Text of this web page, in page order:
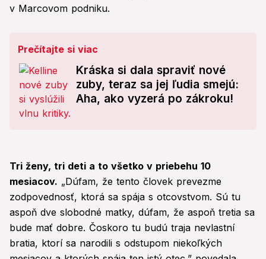
v Marcovom podniku.
Prečítajte si viac
Kráska si dala spraviť nové
zuby, teraz sa jej ľudia smejú:
Aha, ako vyzerá po zákroku!
Tri ženy, tri deti a to všetko v priebehu 10
mesiacov. „Dúfam, že tento človek prevezme
zodpovednosť, ktorá sa spája s otcovstvom. Sú tu
aspoň dve slobodné matky, dúfam, že aspoň tretia sa
bude mať dobre. Čoskoro tu budú traja nevlastní
bratia, ktorí sa narodili s odstupom niekoľkých